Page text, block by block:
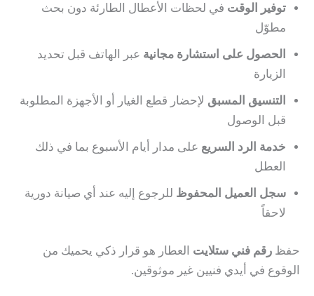
توفير الوقت في لحظات الأعطال الطارئة دون بحث
مطوّل
الحصول على استشارة مجانية عبر الهاتف قبل تحديد
الزيارة
التنسيق المسبق لإحضار قطع الغيار أو الأجهزة المطلوبة
قبل الوصول
خدمة الرد السريع على مدار أيام الأسبوع بما في ذلك
العطل
سجل العميل المحفوظ للرجوع إليه عند أي صيانة دورية
لاحقاً
حفظ رقم فني ستلايت العطار هو قرار ذكي يحميك من
الوقوع في أيدي فنيين غير موثوقين.